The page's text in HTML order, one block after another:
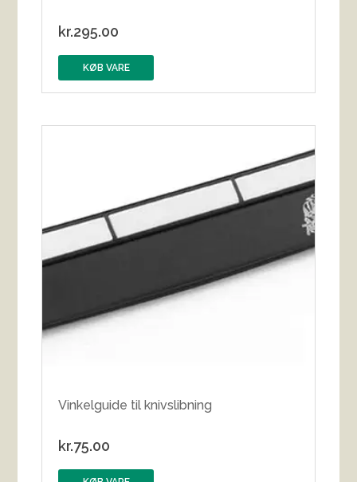
kr.295.00
KØB VARE
Vinkelguide til knivslibning
kr.75.00